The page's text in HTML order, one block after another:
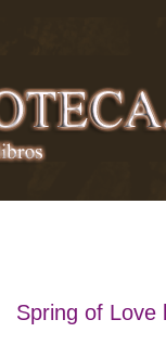
Spring of Love